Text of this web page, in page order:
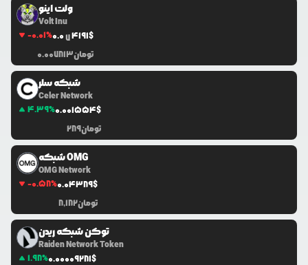
ولت اینو
Volt Inu
-0.01%0.074191$
0.007813تومان
شبکه سلر
Celer Network
4.39%0.001554$
289تومان
شبکه OMG
OMG Network
-0.58%0.04389$
8,182تومان
توکن شبکه ریدن
Raiden Network Token
1.98%0.00009281$